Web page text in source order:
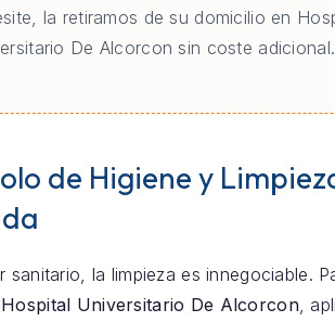
la retiramos de su domicilio en
De Alcorcon sin coste adicional.
de Higiene y
sanitario, la limpieza es innegociable.
Hospital Universitario De Alcorcon,